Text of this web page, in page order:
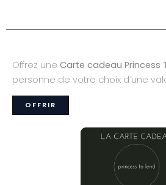
Offrez une Carte cadeau Princess
personne de votre choix d’une
OFFRIR